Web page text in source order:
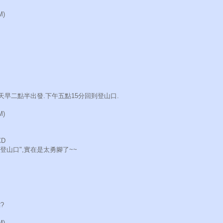
早二點半出發.下午五點15分回到登山口.
山口",實在是太勇腳了~~